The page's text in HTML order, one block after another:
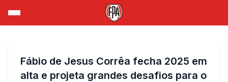
Fábio de Jesus Corrêa fecha 2025 em
alta e projeta grandes desafios para o